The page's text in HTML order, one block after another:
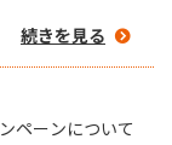
続きを見る
ペーンについて